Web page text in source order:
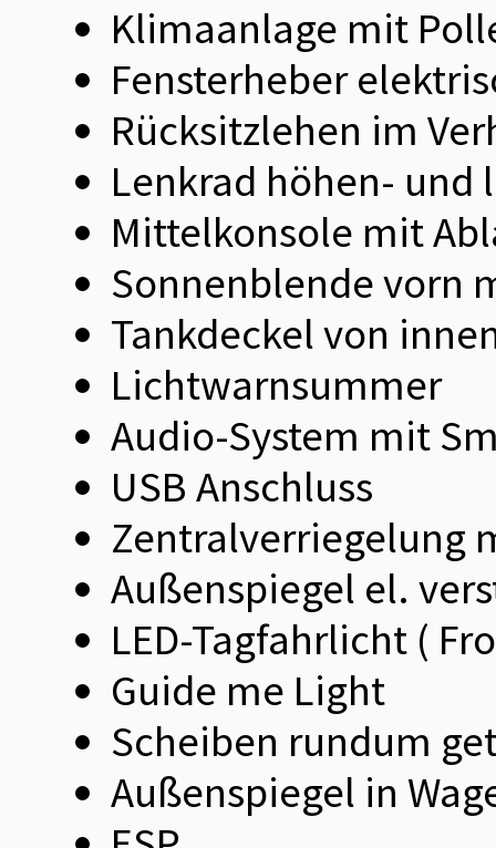
Klimaanlage mit
Fensterheber
Rücksitzlehen im
Lenkrad höhen- und
Mittelkonsole mit
Sonnenblende vorn
Tankdeckel von
Lichtwarnsummer
Audio-System mit
USB Anschluss
Zentralverriegelung
Außenspiegel el.
LED-Tagfahrlicht (
Guide me Light
Scheiben rundum
Außenspiegel in